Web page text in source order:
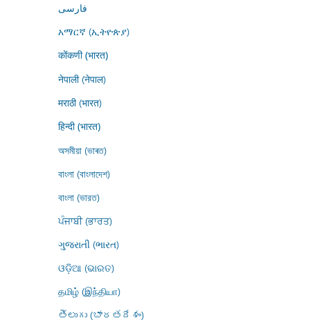
فارسى
አማርኛ (ኢትዮጵያ)
कोंकणी (भारत)
नेपाली (नेपाल)
मराठी (भारत)
हिन्दी (भारत)
অসমীয়া (ভাৰত)
বাংলা (বাংলাদেশ)
বাংলা (ভারত)
ਪੰਜਾਬੀ (ਭਾਰਤ)
ગુજરાતી (ભારત)
ଓଡ଼ିଆ (ଭାରତ)
தமிழ் (இந்தியா)
తెలుగు (భారతదేశం)